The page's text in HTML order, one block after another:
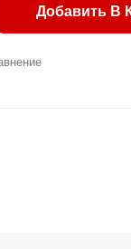
Добавить В